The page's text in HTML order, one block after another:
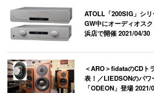
ATOLL「200SIG」シリ
GW中にオーディオス
浜店で開催2021/04/30
＜ARO＞fidataのCDト
表！／LIEDSONのパワ
「ODEON」登場2021/